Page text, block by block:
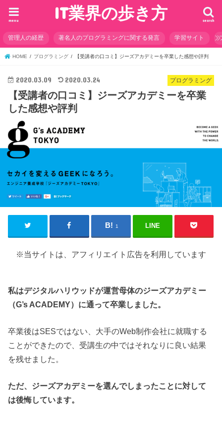
IT業界の歩き方 search
menu
管理人の経歴 著名人のプログラミングに関する発言 学習サイト
HOME プログラミング 【受講者の口コミ】ジーズアカデミーを卒業した感想や評判
プログラミング
2020.03.09 2020.03.24
【受講者の口コミ】ジーズアカデミーを卒業
した感想や評判
1 LINE
※当サイトは、アフィリエイト広告を利用しています
私はデジタルハリウッドが運営母体のジーズアカデミー
（G’s ACADEMY）に通って卒業しました。
卒業後はSESではない、大手のWeb制作会社に就職する
ことができたので、受講生の中ではそれなりに良い結果
を残せました。
ただ、ジーズアカデミーを選んでしまったことに対して
は後悔しています。